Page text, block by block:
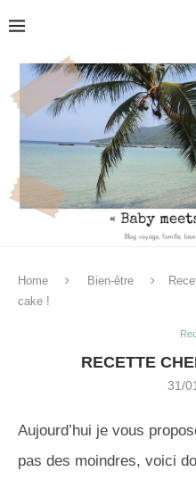
Home Bien-être
cake !
RECETTE
31/
Aujourd’hui je vous
pas des moindres, voici